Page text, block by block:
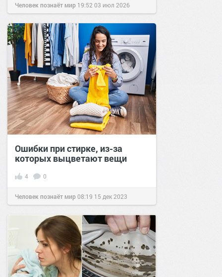
Человек познаёт мир 19:52 03 июл 2026
Ошибки при стирке, из-за
которых выцветают вещи
4 0
Человек познаёт мир08:19 15 дек 2023